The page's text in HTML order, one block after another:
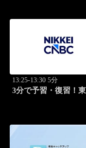
13:25-13:30 5分
3分で予習・復習！